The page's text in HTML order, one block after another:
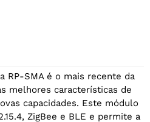
RP-SMA é o mais recente da
melhores características de
capacidades. Este módulo
ZigBee e BLE e permite a